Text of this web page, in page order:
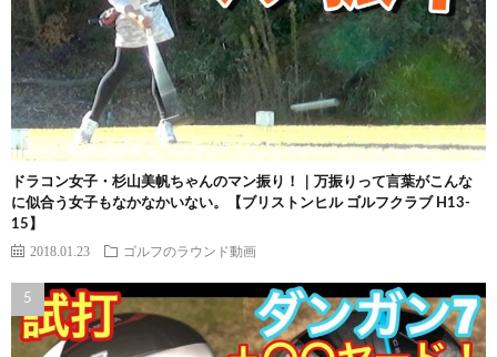
ドラコン女子・杉山美帆ちゃんのマン振り！｜万振りって言葉がこんな
に似合う女子もなかなかいない。【ブリストンヒル ゴルフクラブ H13-
15】
2018.01.23 ゴルフのラウンド動画